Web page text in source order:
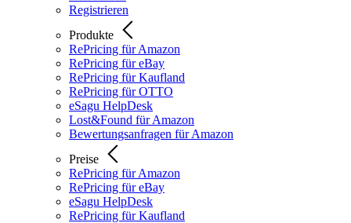
Registrieren
Produkte
RePricing für Amazon
RePricing für eBay
RePricing für Kaufland
RePricing für OTTO
eSagu HelpDesk
Lost&Found für Amazon
Bewertungsanfragen für Amazon
Preise
RePricing für Amazon
RePricing für eBay
eSagu HelpDesk
RePricing für Kaufland